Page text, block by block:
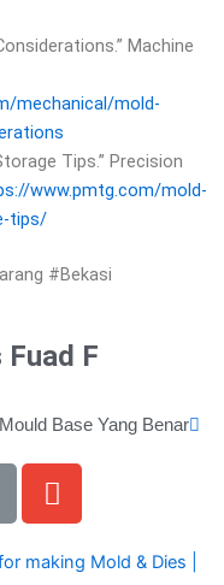
Machine
mechanical/mold-
Tips.” Precision
www.pmtg.com/mold-
tips/
#Bekasi
F
Base Yang Benar
E
n
e
making Mold & Dies |